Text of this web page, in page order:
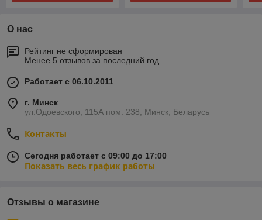
О нас
Рейтинг не сформирован
Менее 5 отзывов за последний год
Работает с 06.10.2011
г. Минск
ул.Одоевского, 115А пом. 238, Минск, Беларусь
Контакты
Сегодня работает с 09:00 до 17:00
Показать весь график работы
Отзывы о магазине